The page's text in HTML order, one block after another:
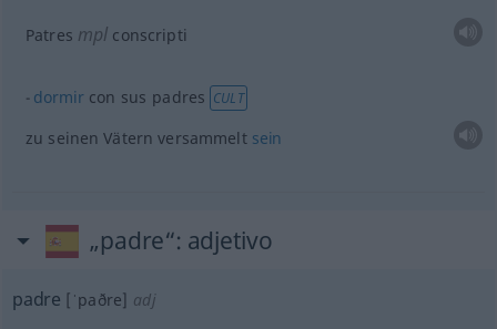
Patres mpl conscripti
dormircon sus padres CULT
zu seinen Vätern versammelt sein
„padre“: adjetivo
padre [ˈpaðre] adj